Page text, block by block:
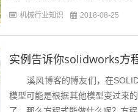
机械行业知识 2018-08-25
实例告诉你solidworks方
溪风博客的博友们，在
模型可能是根据其他模型变过来